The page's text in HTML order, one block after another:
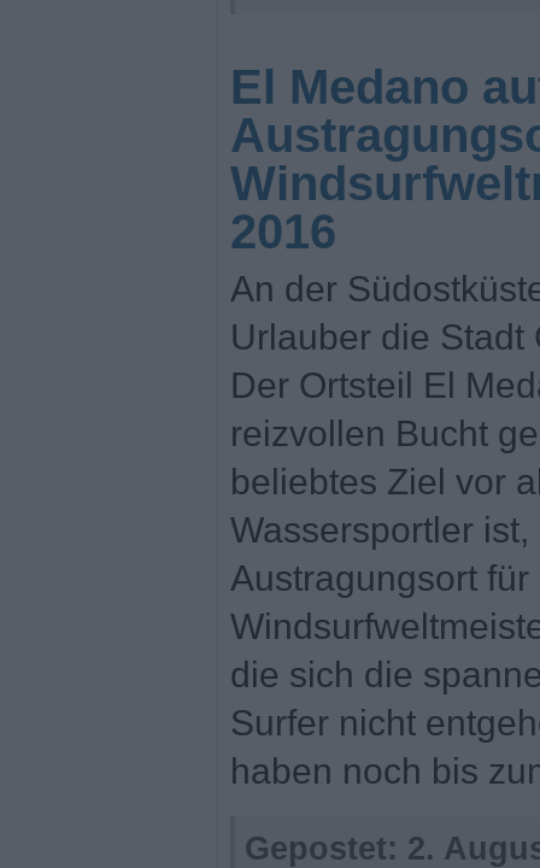
El Medano
2016
An der
Urlauber die Stadt
Der Ortsteil El
reizvollen Bucht
beliebtes Ziel vor
Wassersportler
Austragungsort
die sich die
Surfer nicht
haben noch bis
Gepostet: 2.